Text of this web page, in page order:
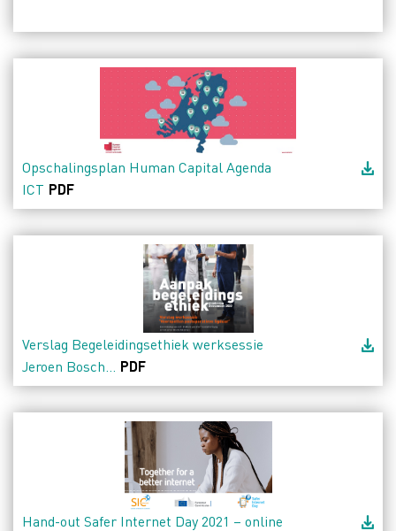
Opschalingsplan Human Capital Agenda
ICT PDF
Verslag Begeleidingsethiek werksessie
Jeroen Bosch...
PDF
Hand-out Safer Internet Day 2021 – online